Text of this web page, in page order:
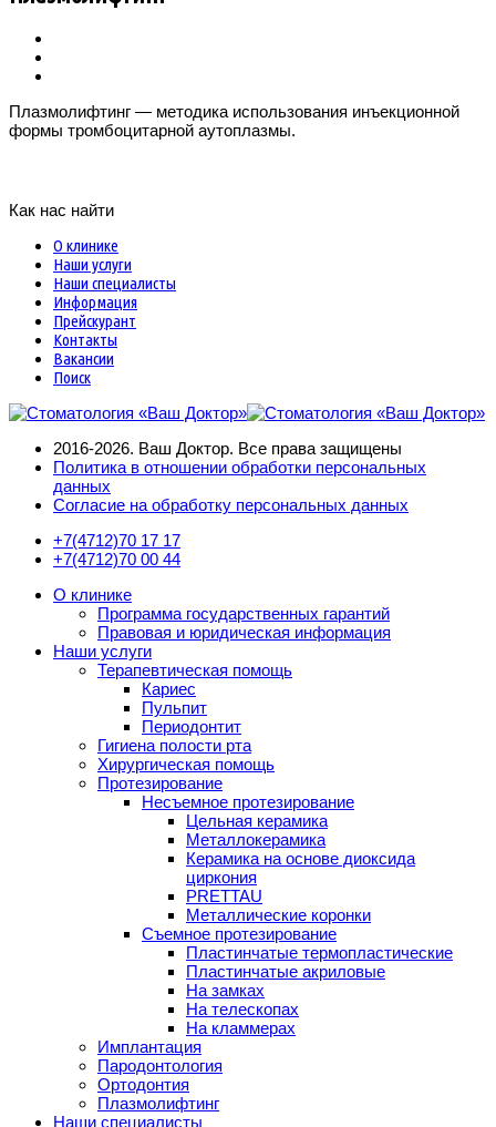
Плазмолифтинг — методика использования инъекционной
формы тромбоцитарной аутоплазмы.
Как нас найти
О клинике
Наши услуги
Наши специалисты
Информация
Прейскурант
Контакты
Вакансии
Поиск
2016-2026. Ваш Доктор. Все права защищены
Политика в отношении обработки персональных
данных
Согласие на обработку персональных данных
+7(4712)70 17 17
+7(4712)70 00 44
О клинике
Программа государственных гарантий
Правовая и юридическая информация
Наши услуги
Терапевтическая помощь
Кариес
Пульпит
Периодонтит
Гигиена полости рта
Хирургическая помощь
Протезирование
Несъемное протезирование
Цельная керамика
Металлокерамика
Керамика на основе диоксида
циркония
PRETTAU
Металлические коронки
Съемное протезирование
Пластинчатые термопластические
Пластинчатые акриловые
На замках
На телескопах
На кламмерах
Имплантация
Пародонтология
Ортодонтия
Плазмолифтинг
Наши специалисты